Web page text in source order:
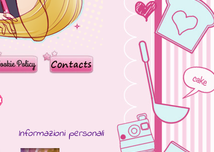
Informazioni personali